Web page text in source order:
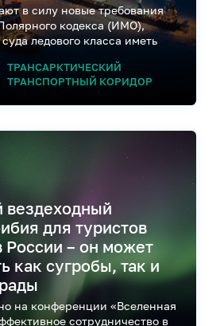
в силу новые требования
кодекса (ИМО),
ледового класса иметь
обнаружения
ТРАНСАРКТИЧЕСКИЙ
ТРАНСПОРТНЫЙ КОРИДОР
вездеходный
для туристов
России – он может
как сугробы, так и
на конференции «Вселенная
сотрудничество в